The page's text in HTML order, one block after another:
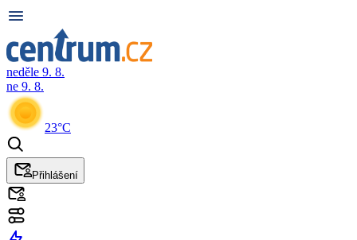
neděle 9. 8.
ne 9. 8.
23°C
Přihlášení